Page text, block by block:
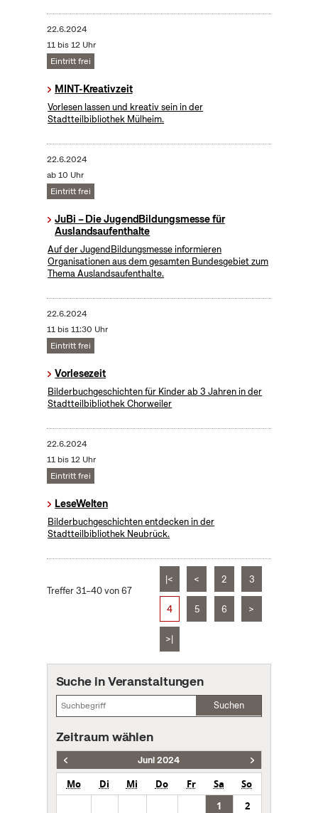
22.6.2024
11 bis 12 Uhr
Eintritt frei
MINT-Kreativzeit
Vorlesen lassen und kreativ sein in der
Stadtteilbibliothek Mülheim.
22.6.2024
ab 10 Uhr
Eintritt frei
JuBi – Die JugendBildungsmesse für
Auslandsaufenthalte
Auf der JugendBildungsmesse informieren
Organisationen aus dem gesamten Bundesgebiet zum
Thema Auslandsaufenthalte.
22.6.2024
11 bis 11:30 Uhr
Eintritt frei
Vorlesezeit
Bilderbuchgeschichten für Kinder ab 3 Jahren in der
Stadtteilbibliothek Chorweiler
22.6.2024
11 bis 12 Uhr
Eintritt frei
LeseWelten
Bilderbuchgeschichten entdecken in der
Stadtteilbibliothek Neubrück.
Treffer 31–40 von 67
|< < 2 3
4 5 6 >
>|
Suche in Veranstaltungen
Suchen
Zeitraum wählen
Juni 2024
Mo Di Mi Do Fr Sa
So
1
2